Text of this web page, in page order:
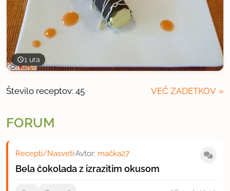
1 ura
Število receptov: 45 VEČ ZADETKOV
FORUM
Recepti/Nasveti·Avtor: mačka27
Bela čokolada z izrazitim okusom